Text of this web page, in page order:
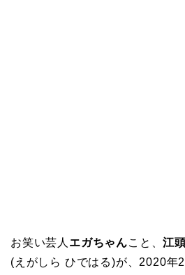
お笑い芸人 エガちゃんこと、江
(えがしら ひではる)が、2020年